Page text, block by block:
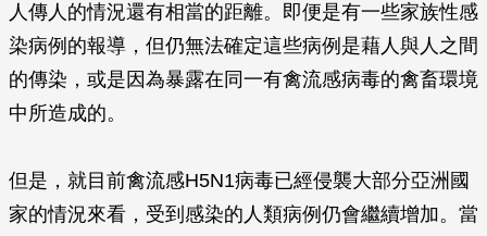
人傳人的情況還有相當的距離。即便是有一些家族性感
染病例的報導，但仍無法確定這些病例是藉人與人之間
的傳染，或是因為暴露在同一有禽流感病毒的禽畜環境
中所造成的。
但是，就目前禽流感H5N1病毒已經侵襲大部分亞洲國
家的情況來看，受到感染的人類病例仍會繼續增加。當